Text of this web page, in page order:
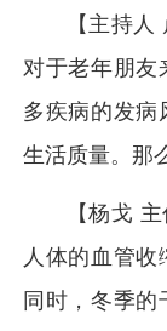
【主持
对于老年朋友
多疾病的发病
生活质量。那
【杨戈
人体的血管收
同时，冬季的